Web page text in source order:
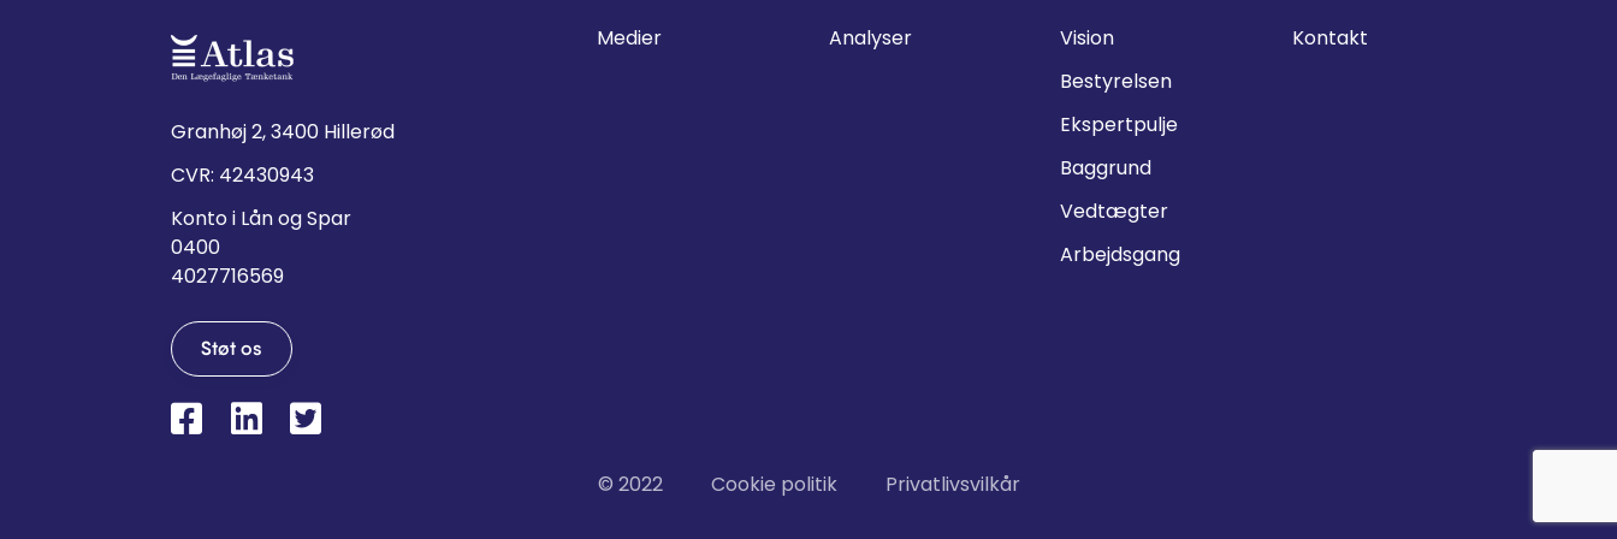
Granhøj 2, 3400 Hillerød
CVR: 42430943
Konto i Lån og Spar
0400
4027716569
Støt os
Medier Analyser
Vision
Bestyrelsen
Ekspertpulje
Baggrund
Vedtægter
Arbejdsgang
Kontakt
© 2022 Cookie politikPrivatlivsvilkår